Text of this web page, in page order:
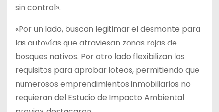
sin control».
«Por un lado, buscan legitimar el desmonte para
las autovías que atraviesan zonas rojas de
bosques nativos. Por otro lado flexibilizan los
requisitos para aprobar loteos, permitiendo que
numerosos emprendimientos inmobiliarios no
requieran del Estudio de Impacto Ambiental